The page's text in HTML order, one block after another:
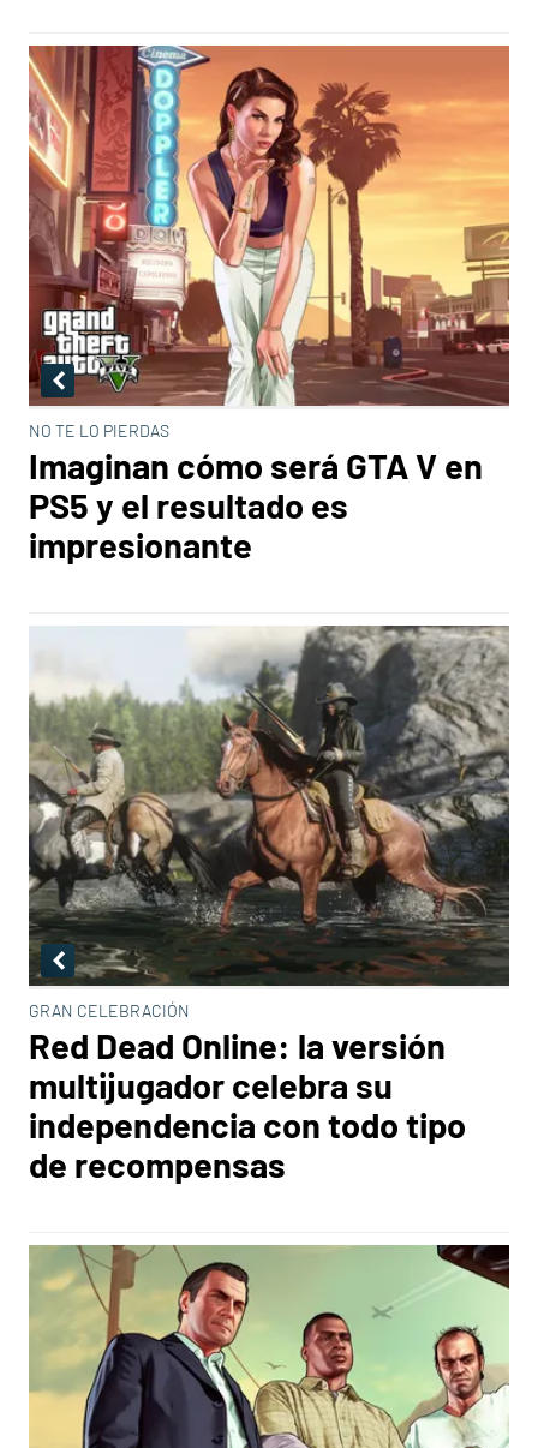
NO TE LO PIERDAS
Imaginan cómo será GTA V en
PS5 y el resultado es
impresionante
GRAN CELEBRACIÓN
Red Dead Online: la versión
multijugador celebra su
independencia con todo tipo
de recompensas